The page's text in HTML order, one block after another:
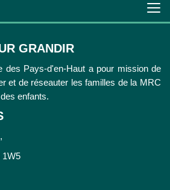
GRANDIR
des Pays-d'en-Haut a pour mission de
et de réseauter les familles de la MRC
enfants.
1W5